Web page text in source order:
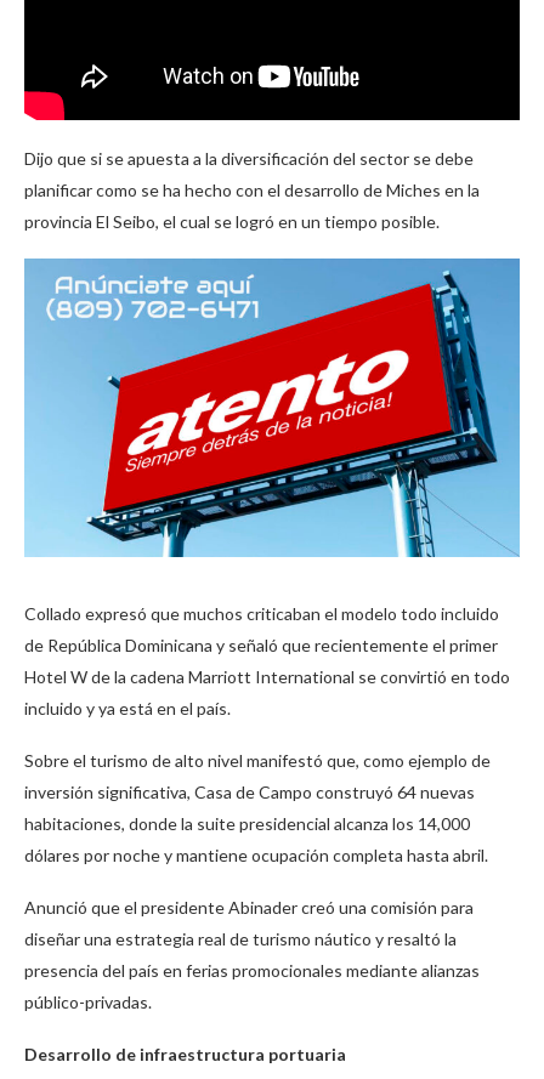
Dijo que si se apuesta a la diversificación del sector se debe
planificar como se ha hecho con el desarrollo de Miches en la
provincia El Seibo, el cual se logró en un tiempo posible.
Collado expresó que muchos criticaban el modelo todo incluido
de República Dominicana y señaló que recientemente el primer
Hotel W de la cadena Marriott International se convirtió en todo
incluido y ya está en el país.
Sobre el turismo de alto nivel manifestó que, como ejemplo de
inversión significativa, Casa de Campo construyó 64 nuevas
habitaciones, donde la suite presidencial alcanza los 14,000
dólares por noche y mantiene ocupación completa hasta abril.
Anunció que el presidente Abinader creó una comisión para
diseñar una estrategia real de turismo náutico y resaltó la
presencia del país en ferias promocionales mediante alianzas
público-privadas.
Desarrollo de infraestructura portuaria